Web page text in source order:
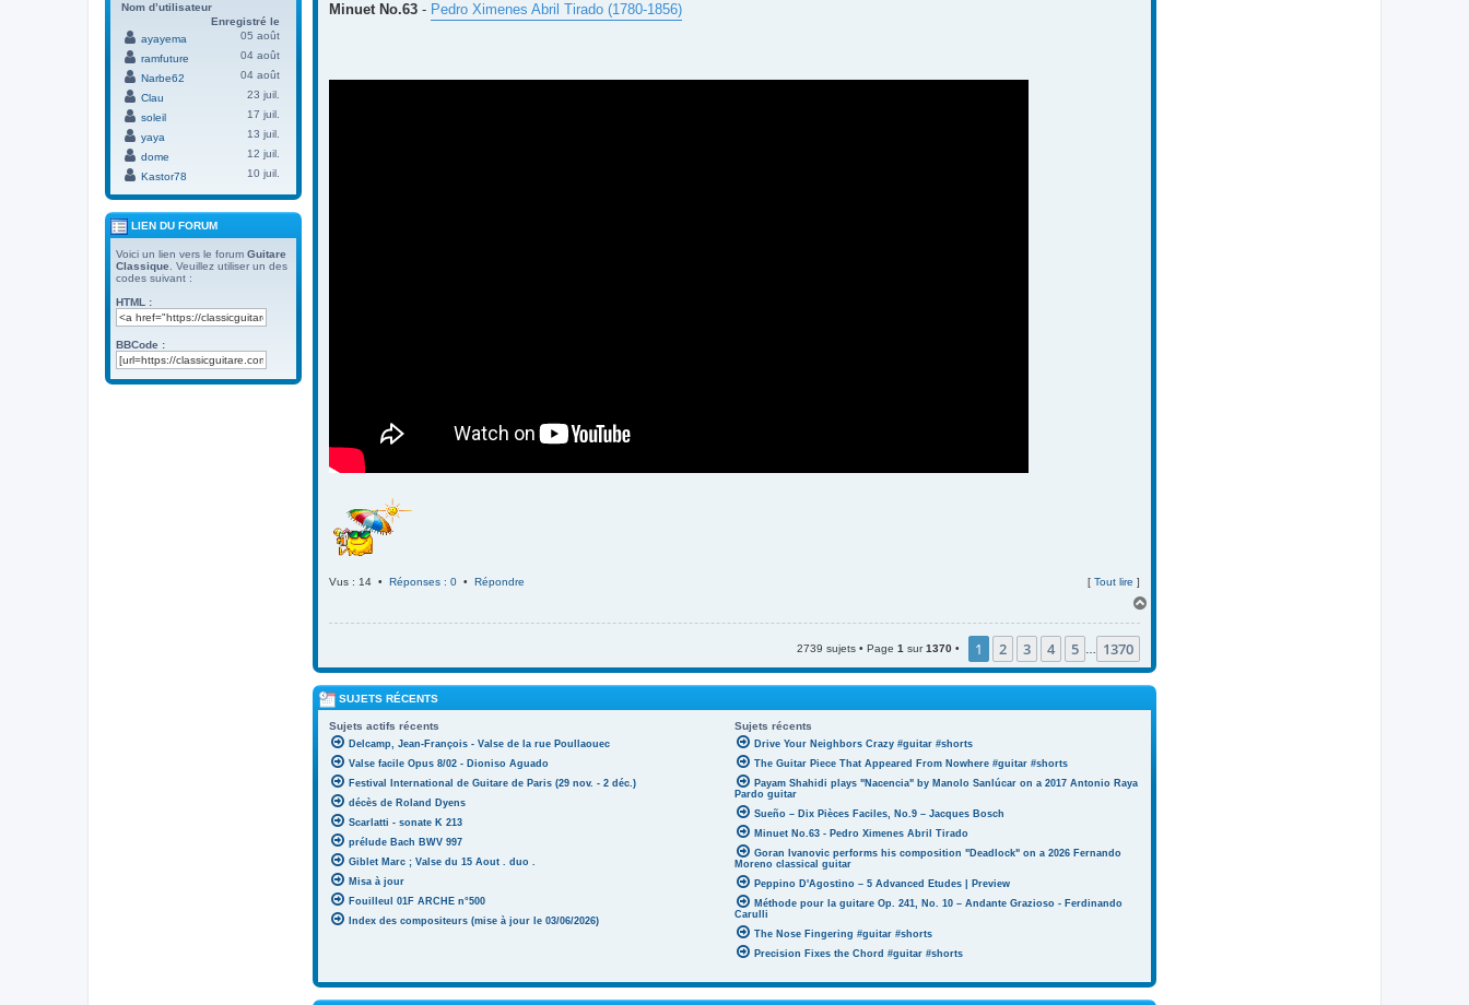
Minuet No.63 - Pedro Ximenes Abril Tirado (1780-1856)
Vus : 14 • Réponses : 0 • Répondre [ Tout lire ]
2739 sujets • Page 1 sur1370 • 1 2 3 4 5 1370
SUJETS RÉCENTS
Sujets actifs récents Sujets récents
Delcamp, Jean-François - Valse de la rue Poullaouec
Valse facile Opus 8/02 - Dioniso Aguado
Festival International de Guitare de Paris (29 nov. - 2 déc.)
décès de Roland Dyens
Scarlatti - sonate K 213
prélude Bach BWV 997
Giblet Marc ; Valse du 15 Aout . duo .
Misa à jour
Fouilleul 01F ARCHE n°500
Index des compositeurs (mise à jour le 03/06/2026)
Drive Your Neighbors Crazy #guitar #shorts
The Guitar Piece That Appeared From Nowhere #guitar #shorts
Payam Shahidi plays "Nacencia" by Manolo Sanlúcar on a 2017 Antonio Raya
Pardo guitar
Sueño – Dix Pièces Faciles, No.9 – Jacques Bosch
Minuet No.63 - Pedro Ximenes Abril Tirado
Goran Ivanovic performs his composition "Deadlock" on a 2026 Fernando
Moreno classical guitar
Peppino D'Agostino – 5 Advanced Etudes | Preview
Méthode pour la guitare Op. 241, No. 10 – Andante Grazioso - Ferdinando
Carulli
The Nose Fingering #guitar #shorts
Precision Fixes the Chord #guitar #shorts
Nom d’utilisateur
Enregistré le
ayayema
05 août
ramfuture
04 août
Narbe62
04 août
Clau
23 juil.
soleil
17 juil.
yaya
13 juil.
dome
12 juil.
Kastor78
10 juil.
LIEN DU FORUM
Voici un lien vers le forum Guitare
Classique . Veuillez utiliser un des
codes suivant :
HTML :
BBCode :